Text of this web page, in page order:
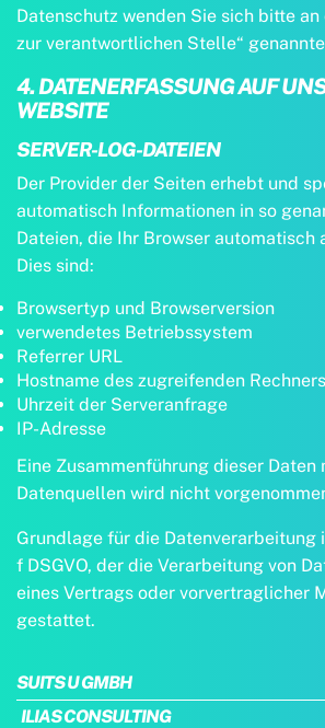
Datenschutz wenden Sie sich bitte
zur verantwortlichen Stelle“
4. DATENERFASSUNG AUF
WEBSITE
SERVER-LOG-DATEIEN
Der Provider der Seiten erhebt und
automatisch Informationen in so
Dateien, die Ihr Browser automatisch
Dies sind:
Browsertyp und Browserversion
verwendetes Betriebssystem
Referrer URL
Hostname des zugreifenden Rechners
Uhrzeit der Serveranfrage
IP-Adresse
Eine Zusammenführung dieser Daten
Datenquellen wird nicht
Grundlage für die Datenverarbeitung
f DSGVO, der die Verarbeitung von
eines Vertrags oder vorvertraglicher
gestattet.
SUITS U GMBH
ILIAS CONSULTING